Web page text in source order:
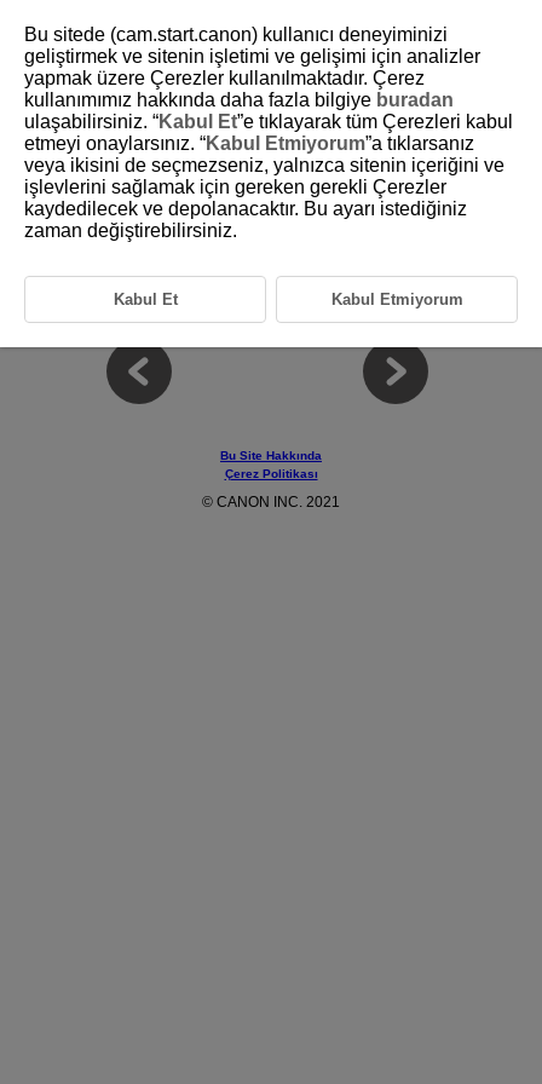
D213-004
Bu Kılavuzdaki Simgeler
Uyarılar ve önlemler
Daha fazla bilgi almak için
Bu Site Hakkında
Çerez Politikası
© CANON INC. 2021
Bu sitede (cam.start.canon) kullanıcı deneyiminizi
geliştirmek ve sitenin işletimi ve gelişimi için analizler
yapmak üzere Çerezler kullanılmaktadır. Çerez
kullanımımız hakkında daha fazla bilgiye buradan
ulaşabilirsiniz. “Kabul Et”e tıklayarak tüm Çerezleri kabul
etmeyi onaylarsınız. “Kabul Etmiyorum”a tıklarsanız
veya ikisini de seçmezseniz, yalnızca sitenin içeriğini ve
işlevlerini sağlamak için gereken gerekli Çerezler
kaydedilecek ve depolanacaktır. Bu ayarı istediğiniz
zaman değiştirebilirsiniz.
Kabul Et Kabul Etmiyorum